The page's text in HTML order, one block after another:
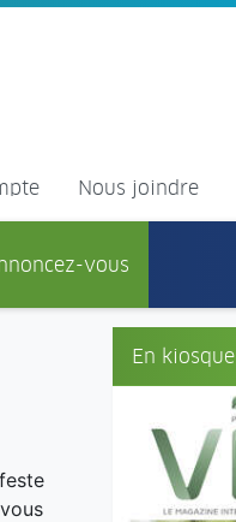
Nous joindre
vous
En kiosque